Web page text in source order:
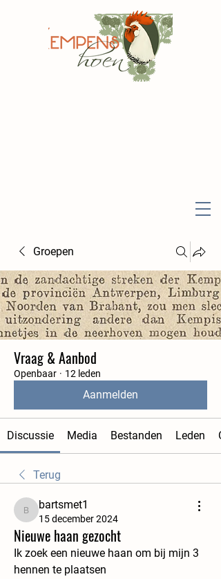
Groepen
Vraag & Aanbod
Openbaar · 12 leden
Aanmelden
Discussie Media Bestanden Leden
Terug
bartsmet1
bartsmet1
15 december 2024
Nieuwe haan gezocht
Ik zoek een nieuwe haan om bij mijn 3
hennen te plaatsen